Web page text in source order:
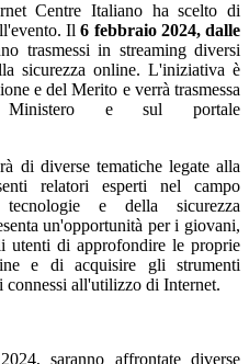
Centre Italiano ha scelto di
Il6 febbraio 2024, dalle
trasmessi in streaming diversi
sicurezza online. L'iniziativa è
e del Merito e verrà trasmessa
e sul portale
di diverse tematiche legate alla
relatori esperti nel campo
e della sicurezza
un'opportunità per i giovani,
di approfondire le proprie
e di acquisire gli strumenti
connessi all'utilizzo di Internet.
saranno affrontate diverse